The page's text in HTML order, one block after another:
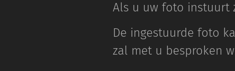
Als u uw foto instuurt
De ingestuurde foto
zal met u besproken